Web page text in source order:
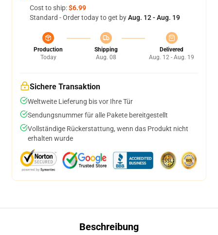
Cost to ship:$6.99
Standard - Order today to get byAug. 12 - Aug. 19
Production
Today
Shipping
Aug. 08
Delivered
Aug. 12 - Aug. 19
Sichere Transaktion
Weltweite Lieferung bis vor Ihre Tür
Sendungsnummer für alle Pakete bereitgestellt
Vollständige Rückerstattung, wenn das Produkt nicht
erhalten wurde
Beschreibung